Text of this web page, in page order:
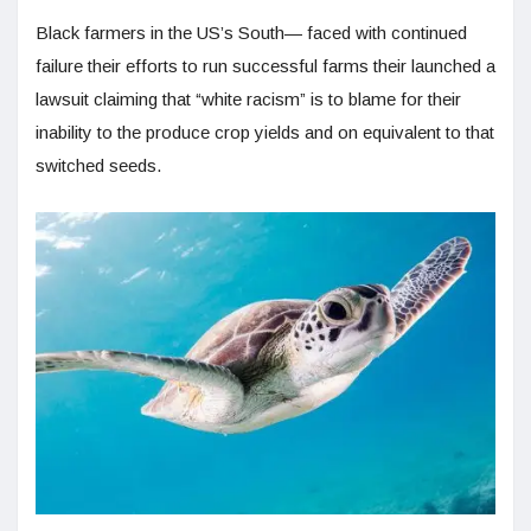
Black farmers in the US’s South— faced with continued
failure their efforts to run successful farms their launched a
lawsuit claiming that “white racism” is to blame for their
inability to the produce crop yields and on equivalent to that
switched seeds.